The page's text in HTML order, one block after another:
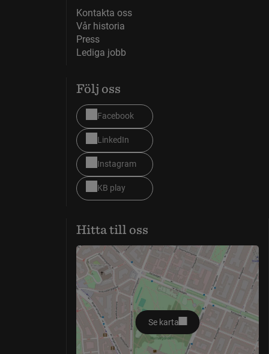
Kontakta oss
Vår historia
Press
Lediga jobb
Följ oss
Facebook
LinkedIn
Instagram
KB play
Hitta till oss
Se karta
öppnas i nytt fönster